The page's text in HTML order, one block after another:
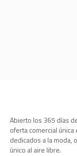
Abierto los 365 días
oferta comercial única
dedicados a la moda,
único al aire libre.